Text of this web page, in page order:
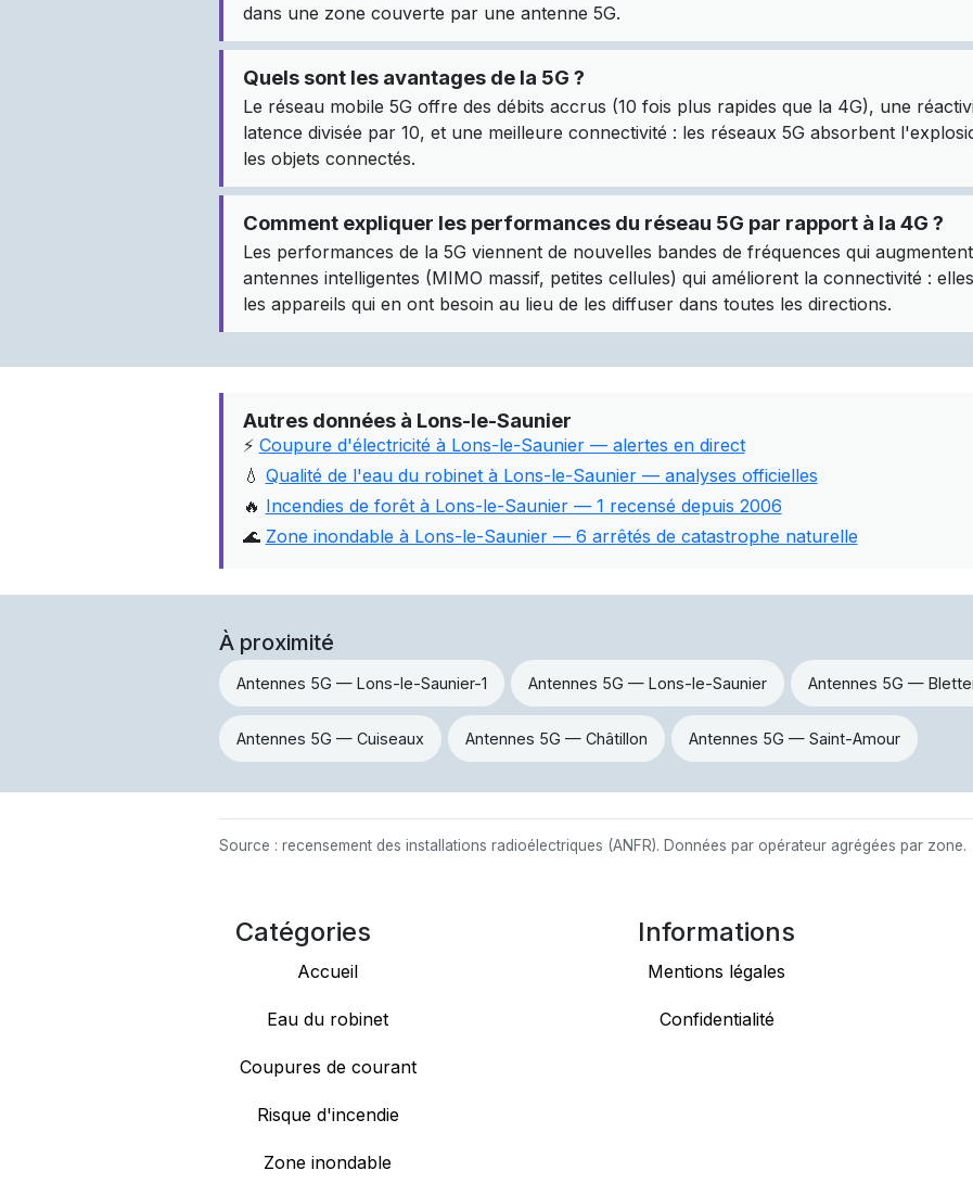
dans une zone couverte par une antenne 5G.
Quels sont les avantages de la 5G ?
Le réseau mobile 5G offre des débits accrus (10 fois plus rapides que la 4G), une
latence divisée par 10, et une meilleure connectivité : les réseaux 5G absorbent
les objets connectés.
Comment expliquer les performances du réseau 5G par rapport à la 4G ?
Les performances de la 5G viennent de nouvelles bandes de fréquences qui
antennes intelligentes (MIMO massif, petites cellules) qui améliorent la connectivité :
les appareils qui en ont besoin au lieu de les diffuser dans toutes les directions.
Autres données à Lons-le-Saunier
⚡ Coupure d'électricité à Lons-le-Saunier — alertes en direct
💧 Qualité de l'eau du robinet à Lons-le-Saunier — analyses officielles
🔥 Incendies de forêt à Lons-le-Saunier — 1 recensé depuis 2006
🌊 Zone inondable à Lons-le-Saunier — 6 arrêtés de catastrophe naturelle
À proximité
Antennes 5G — Lons-le-Saunier-1 Antennes 5G — Lons-le-Saunier Antennes 5G —
Antennes 5G — Cuiseaux Antennes 5G — Châtillon Antennes 5G — Saint-Amour
Source : recensement des installations radioélectriques (ANFR). Données par opérateur agrégées par zone.
Catégories
Accueil
Eau du robinet
Coupures de courant
Risque d'incendie
Zone inondable
Informations
Mentions légales
Confidentialité